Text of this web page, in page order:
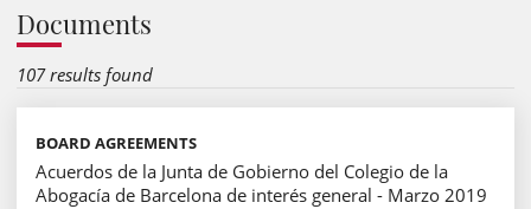
Documents
107 results found
BOARD AGREEMENTS
Acuerdos de la Junta de Gobierno del Colegio de la
Abogacía de Barcelona de interés general - Marzo 2019